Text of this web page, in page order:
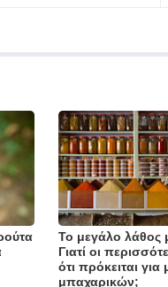
Το μεγάλο λάθος
Γιατί οι
ότι πρόκειται για
μπαχαρικών;